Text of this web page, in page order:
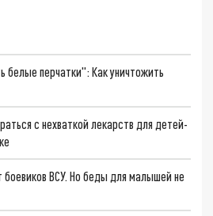
белые перчатки": Как уничтожить
с нехваткой лекарств для детей-
боевиков ВСУ. Но беды для малышей не